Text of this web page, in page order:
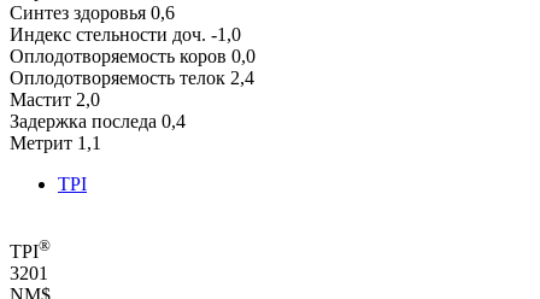
Синтез здоровья 0,6
Индекс стельности доч. -1,0
Оплодотворяемость коров 0,0
Оплодотворяемость телок 2,4
Мастит 2,0
Задержка последа 0,4
Метрит 1,1
TPI
TPI®
3201
NM$